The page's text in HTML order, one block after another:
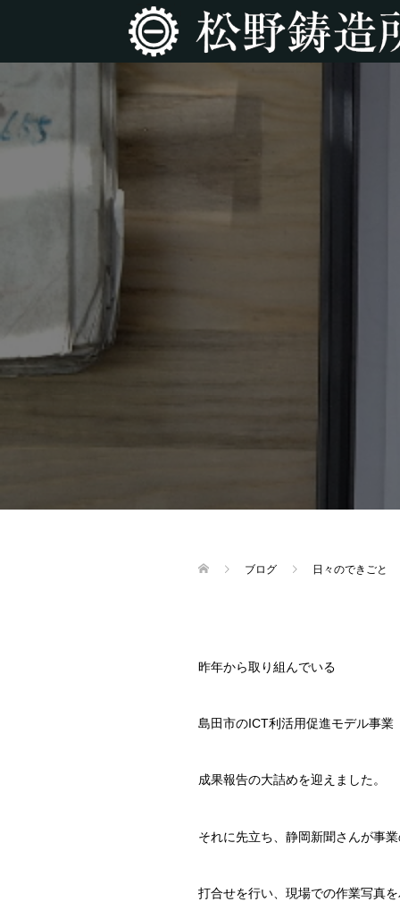
ブログ 日々のできごと
昨年から取り組んでいる
島田市のICT利活用促進モデル事業
成果報告の大詰めを迎えました。
それに先立ち、静岡新聞さんが事
打合せを行い、現場での作業写真